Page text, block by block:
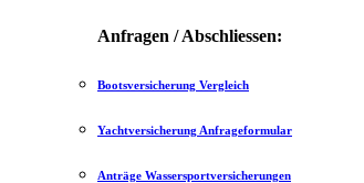
Anfragen / Abschliessen:
Bootsversicherung Vergleich
Yachtversicherung Anfrageformular
Anträge Wassersportversicherungen